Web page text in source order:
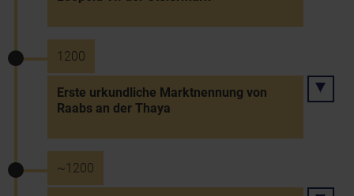
1200
Erste urkundliche Marktnennung von
Raabs an der Thaya
~1200